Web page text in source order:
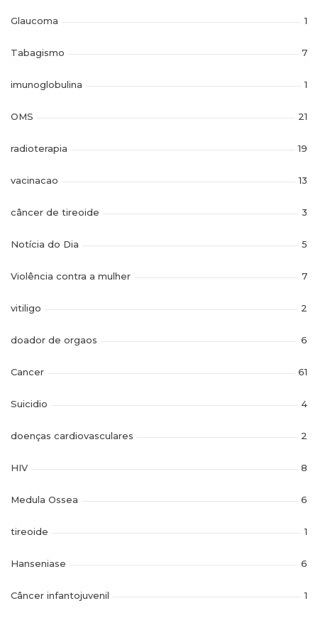
Glaucoma 1
Tabagismo 7
imunoglobulina 1
OMS 21
radioterapia 19
vacinacao 13
câncer de tireoide 3
Notícia do Dia 5
Violência contra a mulher 7
vitiligo 2
doador de orgaos 6
Cancer 61
Suicidio 4
doenças cardiovasculares 2
HIV 8
Medula Ossea 6
tireoide 1
Hanseniase 6
Câncer infantojuvenil 1